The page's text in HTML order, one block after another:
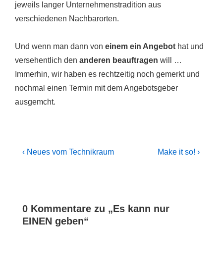
jeweils langer Unternehmenstradition aus
verschiedenen Nachbarorten.
Und wenn man dann von einem ein Angebot hat und
versehentlich den anderen beauftragen will …
Immerhin, wir haben es rechtzeitig noch gemerkt und
nochmal einen Termin mit dem Angebotsgeber
ausgemcht.
Beitragsnavigation
Previous
‹ Neues vom Technikraum
Next
Make it so! ›
0 Kommentare zu „Es kann nur
EINEN geben“